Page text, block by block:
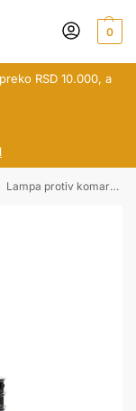
0
RSD 10.000, a
Lampa protiv komaraca Rosberg R51770A